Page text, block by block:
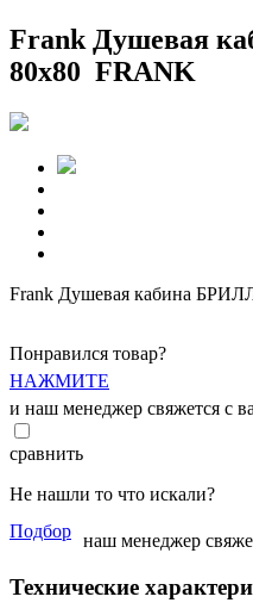
Frank Душевая
80х80 FRANK
Frank Душевая кабина
Понравился товар?
НАЖМИТЕ
и наш менеджер свяжется с
сравнить
Не нашли то что искали?
Подбор наш менеджер
Технические